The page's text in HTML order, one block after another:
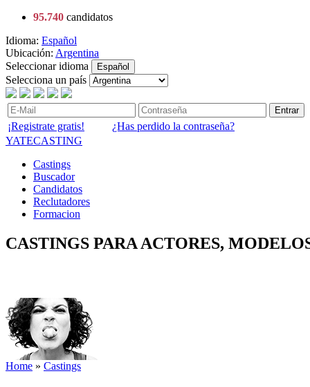
95.740 candidatos
Idioma: Español
Ubicación: Argentina
Seleccionar idioma
Español
Selecciona un país
Entrar
¡Registrate gratis!
¿Has perdido la contraseña?
YATECASTING
Castings
Buscador
Candidatos
Reclutadores
Formacion
CASTINGS PARA ACTORES,
Home » Castings